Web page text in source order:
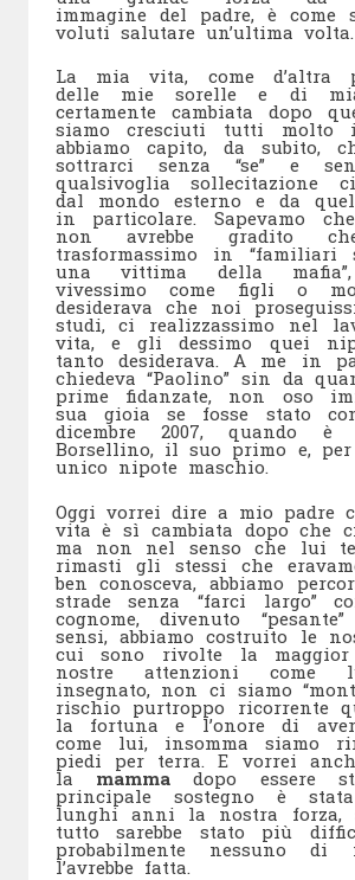
immagine del padre, è come
voluti salutare un’ultima volta.
La mia vita, come d’altra
delle mie sorelle e di
certamente cambiata dopo
siamo cresciuti tutti molto
abbiamo capito, da subito,
sottrarci senza “se” e
qualsivoglia sollecitazione
dal mondo esterno e da
in particolare. Sapevamo
non avrebbe gradito
trasformassimo in “familiari
una vittima della
vivessimo come figli o
desiderava che noi
studi, ci realizzassimo nel
vita, e gli dessimo quei
tanto desiderava. A me in
chiedeva “Paolino” sin da
prime fidanzate, non oso
sua gioia se fosse stato
dicembre 2007, quando è
Borsellino, il suo primo e,
unico nipote maschio.
Oggi vorrei dire a mio padre
vita è sì cambiata dopo che
ma non nel senso che lui
rimasti gli stessi che
ben conosceva, abbiamo
strade senza “farci largo”
cognome, divenuto
sensi, abbiamo costruito le
cui sono rivolte la
nostre attenzioni
insegnato, non ci siamo
rischio purtroppo ricorrente
la fortuna e l’onore di
come lui, insomma siamo
piedi per terra. E vorrei
la mammadopo essere
principale sostegno è
lunghi anni la nostra forza,
tutto sarebbe stato più
probabilmente nessuno
l’avrebbe fatta.